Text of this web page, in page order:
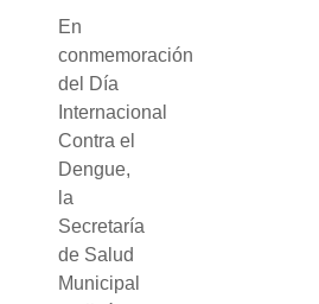
En
conmemoración
del Día
Internacional
Contra el
Dengue,
la
Secretaría
de Salud
Municipal